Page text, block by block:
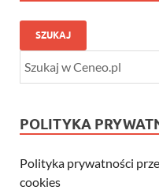
SZUKAJ
POLITYKA
Polityka prywatności
cookies